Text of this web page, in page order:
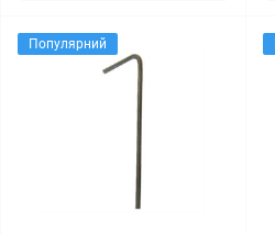
Популярний